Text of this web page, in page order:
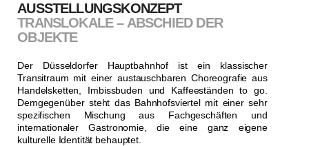
AUSSTELLUNGSKONZEPT
TRANSLOKALE – ABSCHIED DER
OBJEKTE
Der Düsseldorfer Hauptbahnhof ist ein klassischer
Transitraum mit einer austauschbaren Choreografie aus
Handelsketten, Imbissbuden und Kaffeeständen to go.
Demgegenüber steht das Bahnhofsviertel mit einer sehr
spezifischen Mischung aus Fachgeschäften und
internationaler Gastronomie, die eine ganz eigene
kulturelle Identität behauptet.